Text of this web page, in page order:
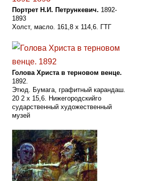
Портрет Н.И. Петрункевич. 1892-
1893
Холст, масло. 161,8 х 114,6. ГТГ
Голова Христа в терновом венце.
1892.
Этюд. Бумага, графитный карандаш.
20 2 х 15,6. Нижегородскийго
сударственный художественный
музей